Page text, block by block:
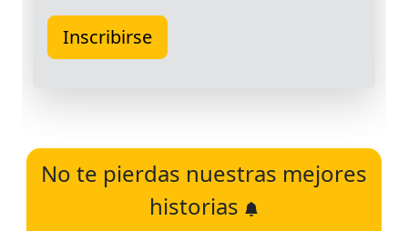
No te pierdas nuestras mejores
historias